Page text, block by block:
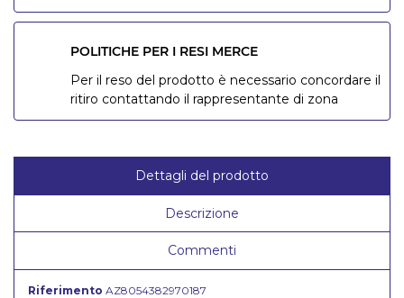
POLITICHE PER I RESI MERCE
Per il reso del prodotto è necessario concordare il
ritiro contattando il rappresentante di zona
Dettagli del prodotto
Descrizione
Commenti
Riferimento AZ8054382970187